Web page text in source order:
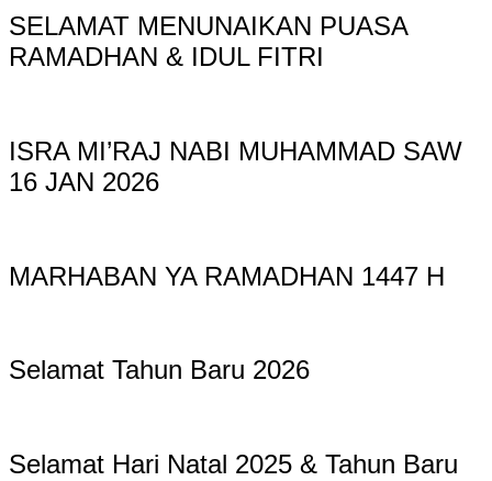
SELAMAT MENUNAIKAN PUASA
RAMADHAN & IDUL FITRI
ISRA MI’RAJ NABI MUHAMMAD SAW
16 JAN 2026
MARHABAN YA RAMADHAN 1447 H
Selamat Tahun Baru 2026
Selamat Hari Natal 2025 & Tahun Baru